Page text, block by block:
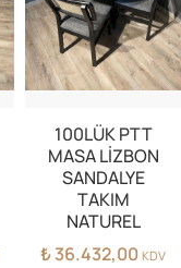
100LÜK PTT
MASA LİZBON
SANDALYE
TAKIM
NATUREL
₺36.432,00 KDV